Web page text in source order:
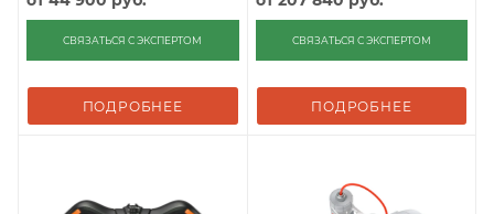
СВЯЗАТЬСЯ С ЭКСПЕРТОМ
ПОДРОБНЕЕ
СВЯЗАТЬСЯ С ЭКСПЕРТОМ
ПОДРОБНЕЕ